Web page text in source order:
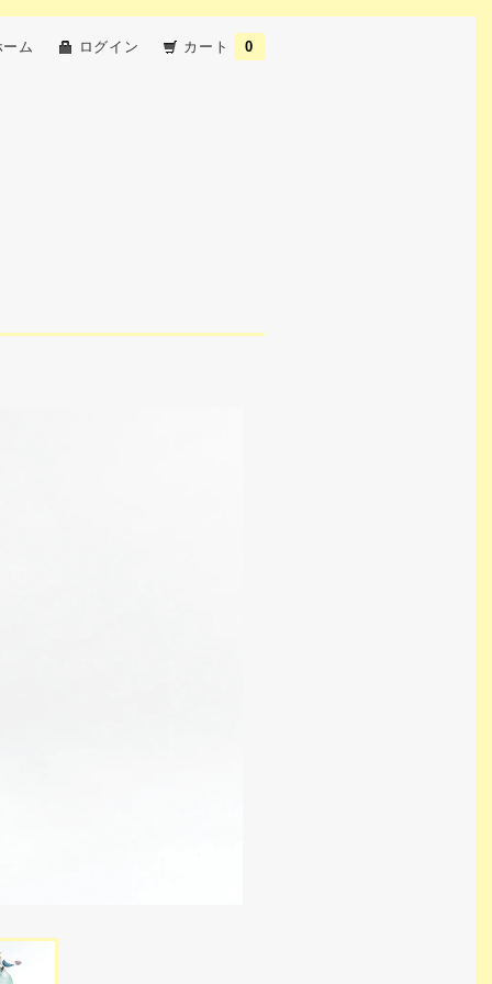
ーム ログイン カート 0